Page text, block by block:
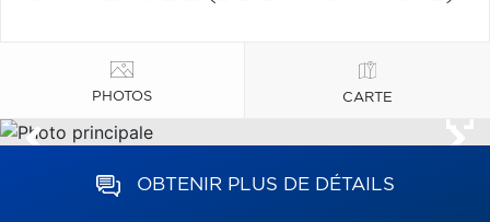
PHOTOS CARTE
OBTENIR PLUS DE DÉTAILS